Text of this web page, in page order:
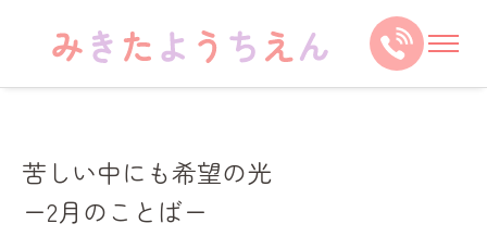
苦しい中にも希望の光
ー2月のことばー